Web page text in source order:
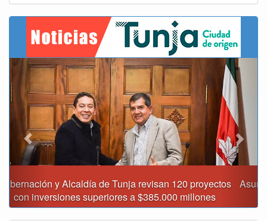
Asumió funciones nuevo secretario de Medio Ambiente de
Tunja
Previous Next